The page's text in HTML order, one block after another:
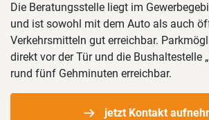
Die Beratungsstelle liegt im
und ist sowohl mit dem Auto als auch
Verkehrsmitteln gut erreichbar.
direkt vor der Tür und die Bushaltestelle
rund fünf Gehminuten erreichbar.
jetzt Kontakt